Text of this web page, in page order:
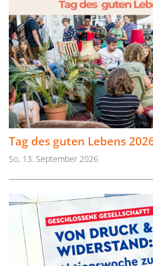
Tag des guten Lebens
So, 13. September 2026